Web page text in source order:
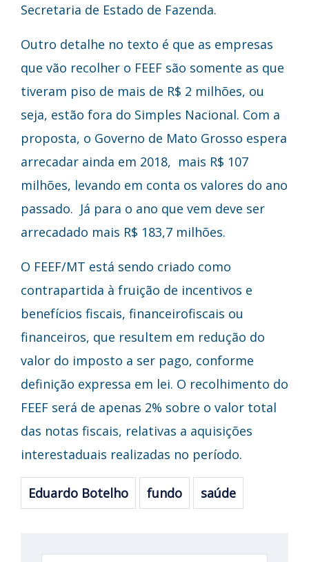
Secretaria de Estado de Fazenda.
Outro detalhe no texto é que as empresas
que vão recolher o FEEF são somente as que
tiveram piso de mais de R$ 2 milhões, ou
seja, estão fora do Simples Nacional. Com a
proposta, o Governo de Mato Grosso espera
arrecadar ainda em 2018, mais R$ 107
milhões, levando em conta os valores do ano
passado. Já para o ano que vem deve ser
arrecadado mais R$ 183,7 milhões.
O FEEF/MT está sendo criado como
contrapartida à fruição de incentivos e
benefícios fiscais, financeirofiscais ou
financeiros, que resultem em redução do
valor do imposto a ser pago, conforme
definição expressa em lei. O recolhimento do
FEEF será de apenas 2% sobre o valor total
das notas fiscais, relativas a aquisições
interestaduais realizadas no período.
Eduardo Botelho fundo saúde